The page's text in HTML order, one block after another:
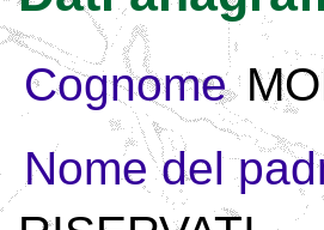
Cognome
Nome del